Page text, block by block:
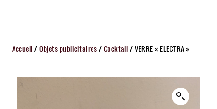
Accueil/Objets publicitaires/Cocktail/ VERRE « ELECTRA »